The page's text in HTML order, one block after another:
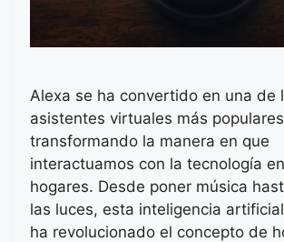
Alexa se ha convertido en una de
asistentes virtuales más
transformando la manera en que
interactuamos con la tecnología
hogares. Desde poner música
las luces, esta inteligencia
ha revolucionado el concepto de